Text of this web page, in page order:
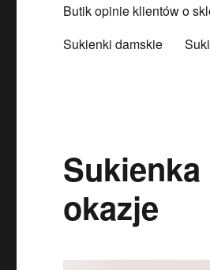
Butik opinie klientów o
Sukienki damskie
okazje